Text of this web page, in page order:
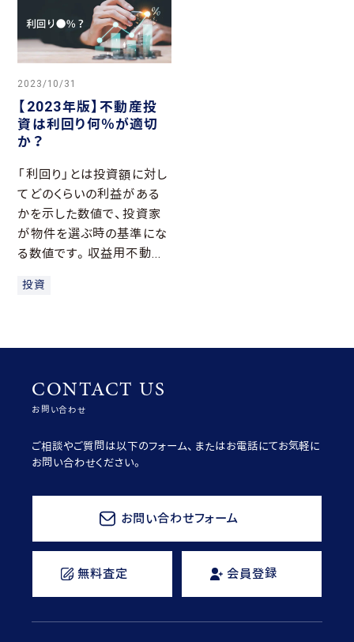
2023/10/31
【2023年版】不動産投
資は利回り何％が適切
か？
「利回り」とは投資額に対し
てどのくらいの利益がある
かを示した数値で、投資家
が物件を選ぶ時の基準にな
る数値です。収益用不動...
投資
CONTACT US
お問い合わせ
ご相談やご質問は以下のフォーム、またはお電話にてお気軽に
お問い合わせください。
お問い合わせフォーム
無料査定 会員登録